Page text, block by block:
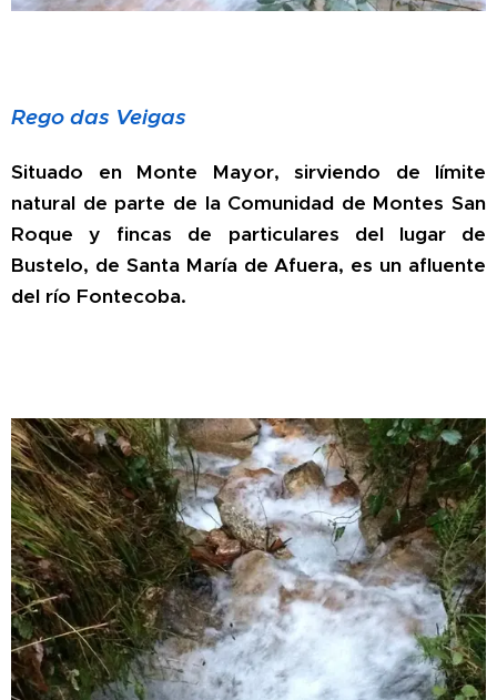
Rego das Veigas
Situado en Monte Mayor, sirviendo de límite
natural de parte de la Comunidad de Montes San
Roque y fincas de particulares del lugar de
Bustelo, de Santa María de Afuera, es un afluente
del río Fontecoba.